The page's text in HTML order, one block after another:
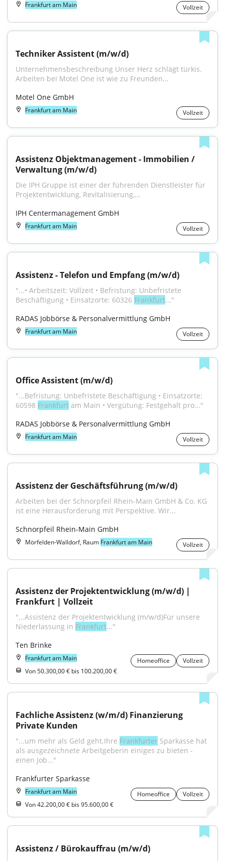
Frankfurt am Main Vollzeit
Techniker Assistent (m/w/d)
Unternehmensbeschreibung Unser Herz schlägt türkis.
Arbeiten bei Motel One ist wie zu Freunden...
Motel One GmbH
Frankfurt am Main Vollzeit
Assistenz Objektmanagement - Immobilien /
Verwaltung (m/w/d)
Die IPH Gruppe ist einer der führenden Dienstleister für
Projektentwicklung, Revitalisierung,...
IPH Centermanagement GmbH
Frankfurt am Main Vollzeit
Assistenz - Telefon und Empfang (m/w/d)
"...• Arbeitszeit: Vollzeit • Befristung: Unbefristete
Beschäftigung • Einsatzorte: 60326 Frankfurt..."
RADAS Jobbörse & Personalvermittlung GmbH
Frankfurt am Main Vollzeit
Office Assistent (m/w/d)
"...Befristung: Unbefristete Beschäftigung • Einsatzorte:
60598 Frankfurt am Main • Vergütung: Festgehalt pro..."
RADAS Jobbörse & Personalvermittlung GmbH
Frankfurt am Main Vollzeit
Assistenz der Geschäftsführung (m/w/d)
Arbeiten bei der Schnorpfeil Rhein-Main GmbH & Co. KG
ist eine Herausforderung mit Perspektive. Wir...
Schnorpfeil Rhein-Main GmbH
Mörfelden-Walldorf, Raum Frankfurt am Main Vollzeit
Assistenz der Projektentwicklung (m/w/d) |
Frankfurt | Vollzeit
"...Assistenz der Projektentwicklung (m/w/d)Für unsere
Niederlassung in Frankfurt..."
Ten Brinke
Frankfurt am Main Homeoffice
Vollzeit
Von 50.300,00 € bis 100.200,00 €
Fachliche Assistenz (w/m/d) Finanzierung
Private Kunden
"...um mehr als Geld geht.Ihre Frankfurter Sparkasse hat
als ausgezeichnete Arbeitgeberin einiges zu bieten -
einen Job..."
Frankfurter Sparkasse
Frankfurt am Main Homeoffice
Vollzeit
Von 42.200,00 € bis 95.600,00 €
Assistenz / Bürokauffrau (m/w/d)